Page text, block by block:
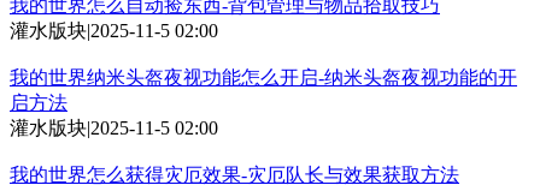
我的世界怎么自动捡东西-背包管理与物品拾取技巧
灌水版块|2025-11-5 02:00
我的世界纳米头盔夜视功能怎么开启-纳米头盔夜视功能的开
启方法
灌水版块|2025-11-5 02:00
我的世界怎么获得灾厄效果-灾厄队长与效果获取方法